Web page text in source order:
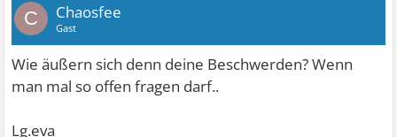
C Chaosfee
Gast
Wie äußern sich denn deine Beschwerden? Wenn
man mal so offen fragen darf..
Lg.eva